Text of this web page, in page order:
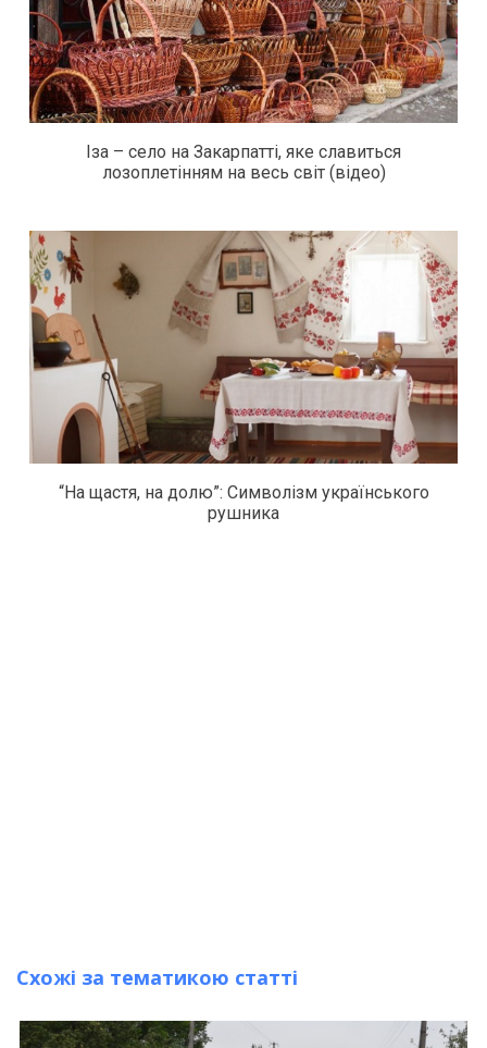
Іза – село на Закарпатті, яке славиться
лозоплетінням на весь світ (відео)
“На щастя, на долю”: Символізм українського
рушника
Схожі за тематикою статті